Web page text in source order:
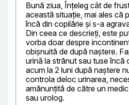
Bună ziua, Înțeleg cât de
această situație, mai ales că
încă din copilărie și s-a
Din ceea ce descrieți, este
vorba doar despre
obișnuită de după naștere.
urină la strănut sau tuse încă
acum la 2 luni după naștere
controla deloc urinarea,
amănunțită de către un
sau urolog.